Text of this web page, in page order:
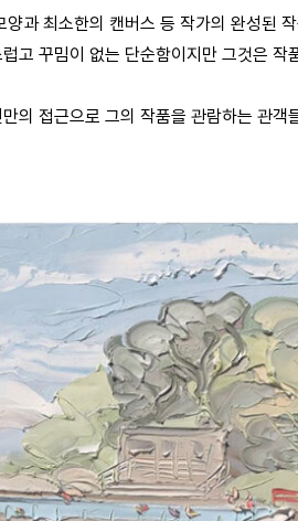
과 최소한의 캔버스 등 작가의 완성된
고 꾸밈이 없는 단순함이지만 그것은 작
의 접근으로 그의 작품을 관람하는 관객